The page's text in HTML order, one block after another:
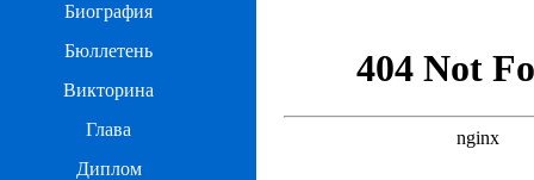
Биография
Бюллетень
Викторина
Глава
Диплом